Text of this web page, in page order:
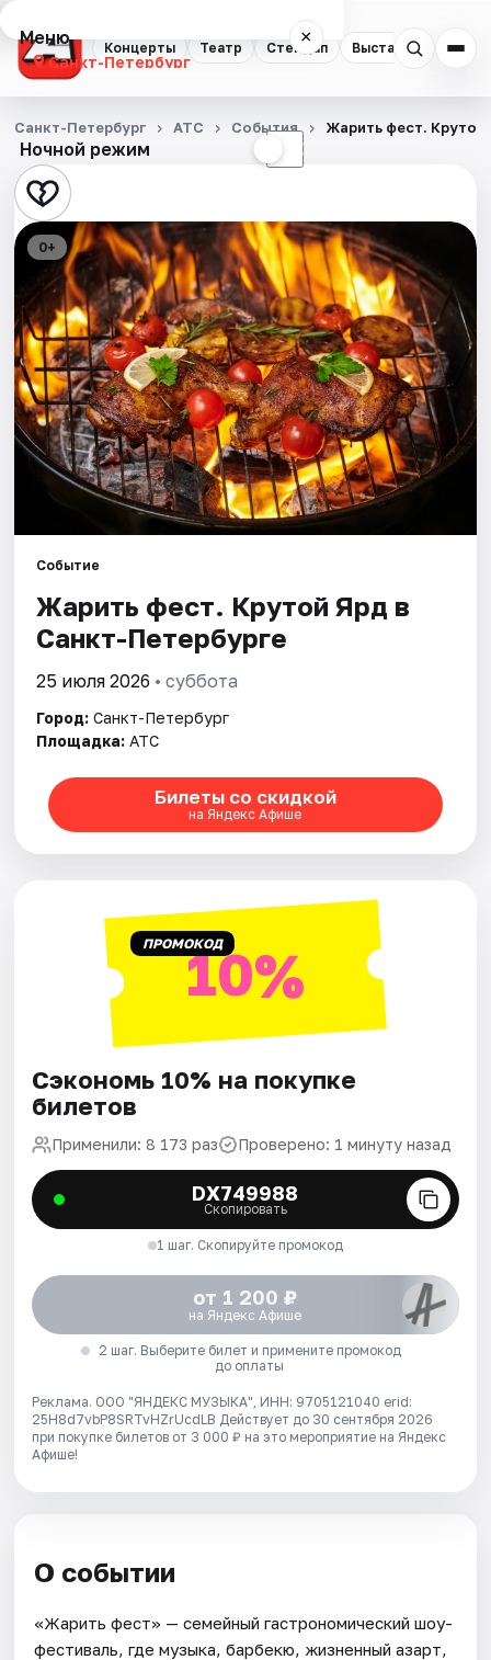
Концерты Театр Стендап Выставки
Меню ×
Санкт-Петербург
Концерты
Театр
Стендап
Выставки
Квесты
Экскурсии
Спорт
События
Площадки
Артисты
Ночной режим ☾
Санкт-Петербург АТС События Жарить фест. Крутой
0+
Событие
Жарить фест. Крутой Ярд в
Санкт-Петербурге
25 июля 2026 • суббота
Город: Санкт-Петербург
Площадка: АТС
Билеты со скидкой
на Яндекс Афише
ПРОМОКОД10%
Сэкономь 10% на покупке
билетов
Применили: 8 173 раз Проверено: 1 минуту назад
DX749988
Скопировать
1 шаг. Скопируйте промокод
от 1 200 ₽
на Яндекс Афише
2 шаг. Выберите билет и примените промокод
до оплаты
Реклама. ООО "ЯНДЕКС МУЗЫКА", ИНН: 9705121040 erid:
25H8d7vbP8SRTvHZrUcdLB Действует до 30 сентября 2026
при покупке билетов от 3 000 ₽ на это мероприятие на Яндекс
Афише!
О событии
«Жарить фест» — семейный гастрономический шоу-
фестиваль, где музыка, барбекю, жизненный азарт,